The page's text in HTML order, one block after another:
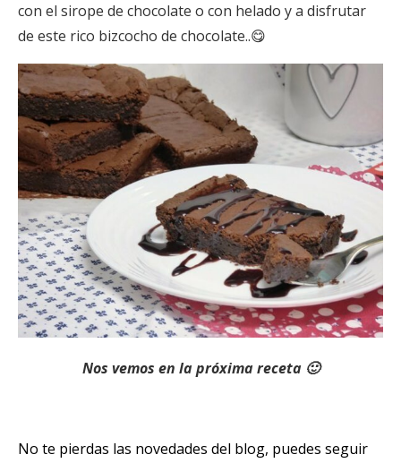
con el sirope de chocolate o con helado y a disfrutar
de este rico bizcocho de chocolate..😋
Nos vemos en la próxima receta 🙂
No te pierdas las novedades del blog, puedes seguir